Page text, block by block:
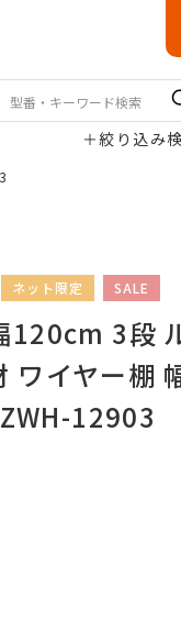
＋絞り込み
ネット限定 SALE
120cm 3段
ワイヤー
12903